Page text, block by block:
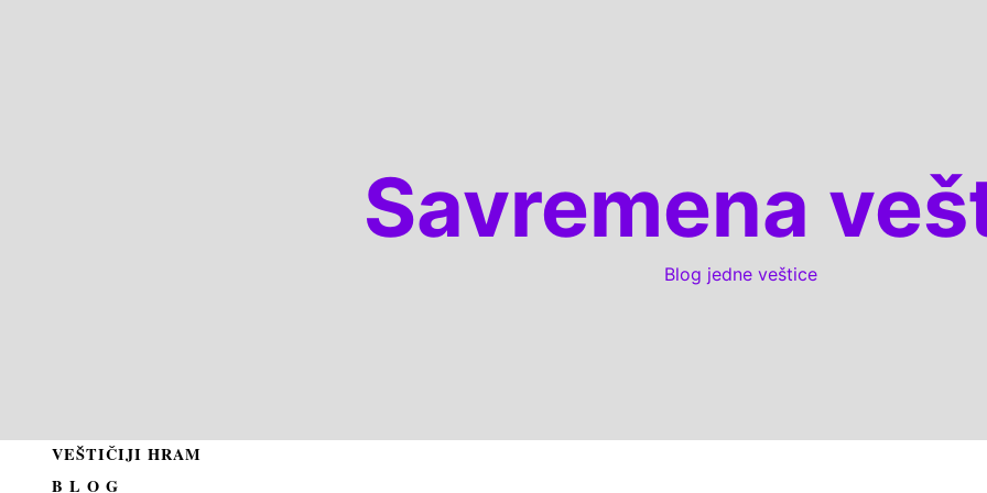
Savremena
Blog jedne veštice
VEŠTIČIJI HRAM
B L O G